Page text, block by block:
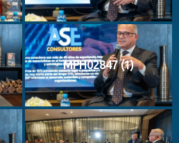
MPH02847 (1)